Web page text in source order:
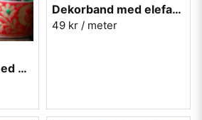
Rött dekorband med påfåglar - 3cm
Dekorband med elefanter på rad - röd
49 kr / meter